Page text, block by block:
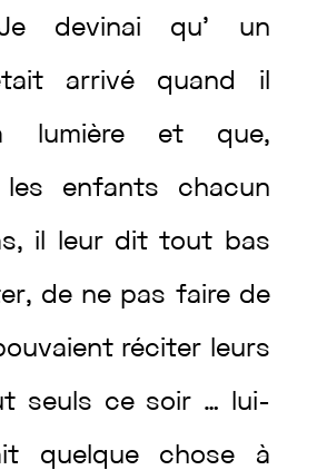
devinai qu’ un
arrivé quand il
lumière et que,
les enfants chacun
, il leur dittout bas
, de ne pas faire de
réciter leurs
seuls ce soir … lui-
quelque chose à